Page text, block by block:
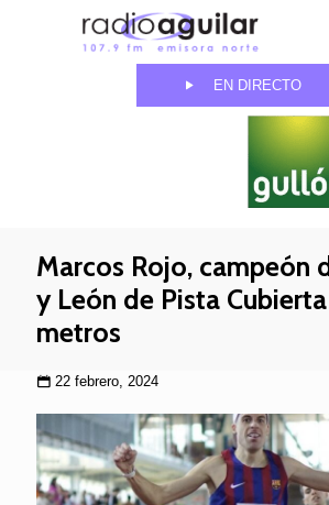
EN DIRECTO
Marcos Rojo, campeón
y León de Pista
metros
22 febrero, 2024